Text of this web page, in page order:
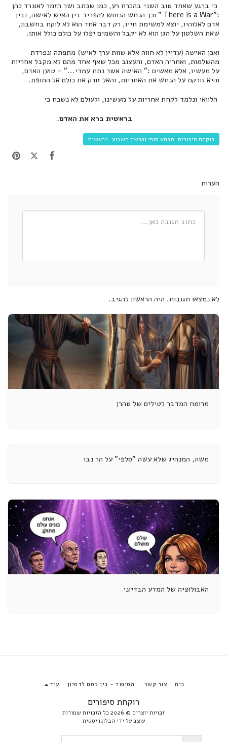
כי ברגע שאחד טוב השני בהכרח רע, כמו שכתב ושר הזמר לאונרד כהן
:"There is a War " וכך הנחש הנחוש להפריד בין האיש לאישה, ובין
אדם לאלוהיו, יוצא למשימת חייו, רק דבר אחד הוא לא לוקח בחשבון,
שאת השלטון על הגן הוא לא יקבל והשמים יפלו על כולם כולל אותו.
ואכן האישה (עדיין לא חווה אלא שוות ערך לאיש) מתפתה ונפרדת
מהשלמות, ואחריה האדם, והעצוב מכל שאף אחד מהם לא מקבל אחריות
על מעשיו, אלא מאשים :" האישה אשר נתת עמדי..." – טוען האדם,
והיא זורקת על הנחש את האחריות, והאל זורק את כולם אל התופת.
הלוואי ונלמד לקחת אחריות על מעשינו, ולעולם לא נשכח כי
בראשית ברא את האדם.
רוקחת סיפורים. סבתא סופי ופרשת השבוע. בראשית
הערות
לא נמצאו תגובות. היה הראשון להגיב.
מרומח המדבר לטילים של טהרן
משה, המנהיג שלא עשה "סלפי" על הר נבו
האבולוציה של המדע הבדיוני
רוקחת סיפורים
זכויות יוצרים © 2026 כל הזכויות שמורות
עוצב על ידי הבלוגריסטית
בית צור קשר הסיפור - בין קסם לדמיון עוד